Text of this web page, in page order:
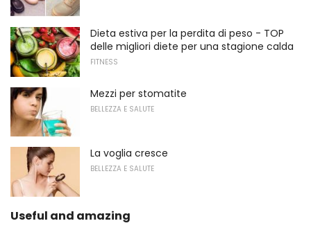
Dieta estiva per la perdita di peso - TOP
delle migliori diete per una stagione calda
FITNESS
Mezzi per stomatite
BELLEZZA E SALUTE
La voglia cresce
BELLEZZA E SALUTE
Useful and amazing